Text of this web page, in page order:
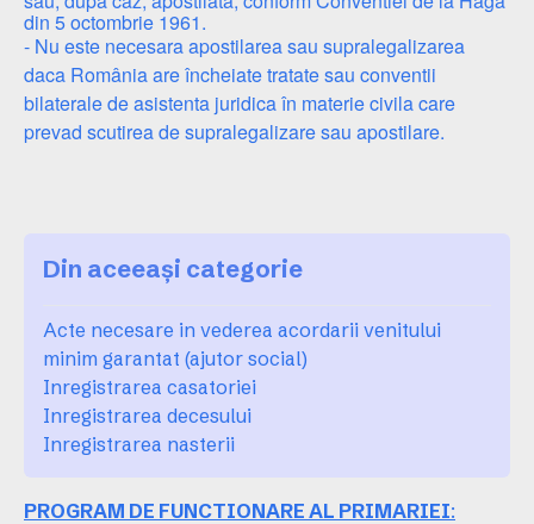
din 5 octombrie 1961.
- Nu este necesara apostilarea sau supralegalizarea
daca România are încheiate tratate sau conventii
bilaterale de asistenta juridica în materie civila care
prevad scutirea de supralegalizare sau apostilare.
Din aceeași categorie
Acte necesare in vederea acordarii venitului
minim garantat (ajutor social)
Inregistrarea casatoriei
Inregistrarea decesului
Inregistrarea nasterii
PROGRAM DE FUNCTIONARE AL PRIMARIEI: